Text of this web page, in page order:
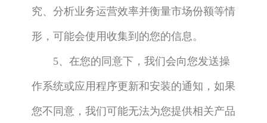
究、分析业务运营效率并衡量市场份额等情
形，可能会使用收集到的您的信息。
5、在您的同意下，我们会向您发送操
作系统或应用程序更新和安装的通知，如果
您不同意，我们可能无法为您提供相关产品